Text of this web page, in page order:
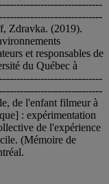
Zdravka. (2019).
et responsables de
du Québec à
de l'enfant filmeur à
: expérimentation
de l'expérience
(Mémoire de